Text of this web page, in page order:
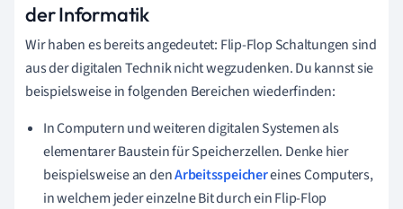
der Informatik
Wir haben es bereits angedeutet: Flip-Flop Schaltungen sind
aus der digitalen Technik nicht wegzudenken. Du kannst sie
beispielsweise in folgenden Bereichen wiederfinden:
In Computern und weiteren digitalen Systemen als
elementarer Baustein für Speicherzellen. Denke hier
beispielsweise an denArbeitsspeichereines Computers,
in welchem jeder einzelne Bit durch ein Flip-Flop